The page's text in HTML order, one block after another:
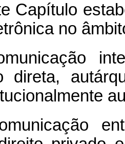
Capítulo
no
direta,